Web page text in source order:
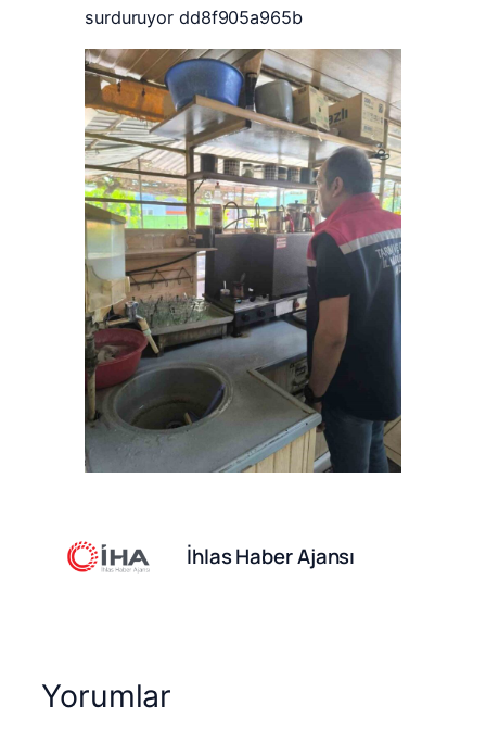
İhlas Haber Ajansı
Yorumlar